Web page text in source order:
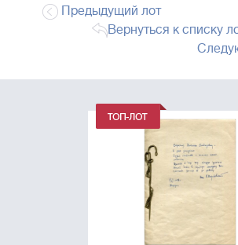
Предыдущий лот
Вернуться к списку